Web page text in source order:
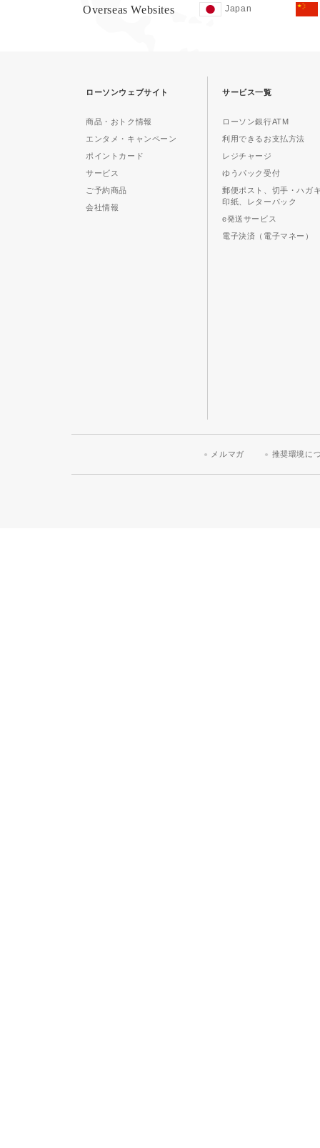
Overseas Websites Japan
ローソンウェブサイト
商品・おトク情報
エンタメ・キャンペーン
ポイントカード
サービス
ご予約商品
会社情報
サービス一覧
ローソン銀行ATM
利用できるお支払方法
レジチャージ
ゆうパック受付
郵便ポスト、切手・ハガ
印紙、レターパック
e発送サービス
電子決済（電子マネー）
メルマガ 推奨環境に